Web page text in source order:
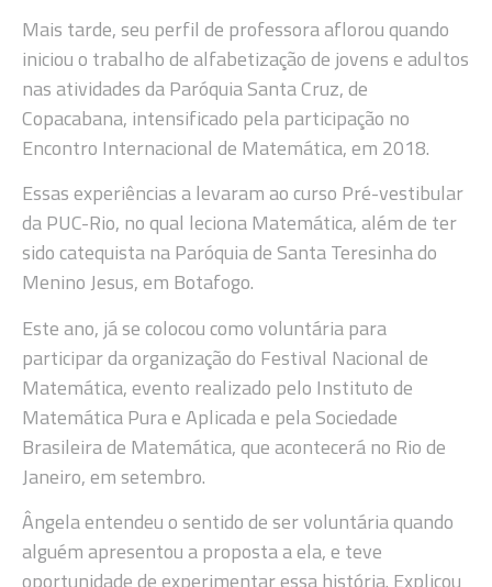
Mais tarde, seu perfil de professora aflorou quando
iniciou o trabalho de alfabetização de jovens e adultos
nas atividades da Paróquia Santa Cruz, de
Copacabana, intensificado pela participação no
Encontro Internacional de Matemática, em 2018.
Essas experiências a levaram ao curso Pré-vestibular
da PUC-Rio, no qual leciona Matemática, além de ter
sido catequista na Paróquia de Santa Teresinha do
Menino Jesus, em Botafogo.
Este ano, já se colocou como voluntária para
participar da organização do Festival Nacional de
Matemática, evento realizado pelo Instituto de
Matemática Pura e Aplicada e pela Sociedade
Brasileira de Matemática, que acontecerá no Rio de
Janeiro, em setembro.
Ângela entendeu o sentido de ser voluntária quando
alguém apresentou a proposta a ela, e teve
oportunidade de experimentar essa história. Explicou